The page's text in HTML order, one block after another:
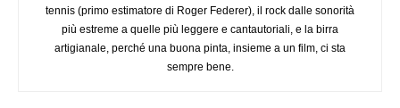
tennis (primo estimatore di Roger Federer), il rock dalle sonorità
più estreme a quelle più leggere e cantautoriali, e la birra
artigianale, perché una buona pinta, insieme a un film, ci sta
sempre bene.